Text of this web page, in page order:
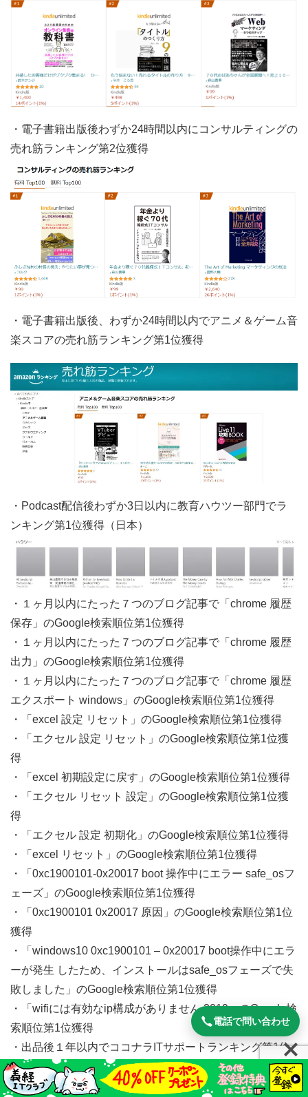
・電子書籍出版後わずか24時間以内にコンサルティングの
売れ筋ランキング第2位獲得
・電子書籍出版後、わずか24時間以内でアニメ＆ゲーム音
楽スコアの売れ筋ランキング第1位獲得
・Podcast配信後わずか3日以内に教育ハウツー部門でラ
ンキング第1位獲得（日本）
・１ヶ月以内にたった７つのブログ記事で「chrome 履歴
保存」のGoogle検索順位第1位獲得
・１ヶ月以内にたった７つのブログ記事で「chrome 履歴
出力」のGoogle検索順位第1位獲得
・１ヶ月以内にたった７つのブログ記事で「chrome 履歴
エクスポート windows」のGoogle検索順位第1位獲得
・「excel 設定 リセット」のGoogle検索順位第1位獲得
・「エクセル 設定 リセット」のGoogle検索順位第1位獲
得
・「excel 初期設定に戻す」のGoogle検索順位第1位獲得
・「エクセル リセット 設定」のGoogle検索順位第1位獲
得
・「エクセル 設定 初期化」のGoogle検索順位第1位獲得
・「excel リセット」のGoogle検索順位第1位獲得
・「0xc1900101-0x20017 boot 操作中にエラー safe_osフ
ェーズ」のGoogle検索順位第1位獲得
・「0xc1900101 0x20017 原因」のGoogle検索順位第1位
獲得
・「windows10 0xc1900101 – 0x20017 boot操作中にエラ
ーが発生 したため、インストールはsafe_osフェーズで失
敗しました」のGoogle検索順位第1位獲得
・「wifiには有効なip構成がありません 2019」のGoogle検
索順位第1位獲得
・出品後１年以内でココナラITサポートランキング第1位
獲得
・出品後半年以内でココナラITサポートおすすめ順第1位
電話で問い合わせ